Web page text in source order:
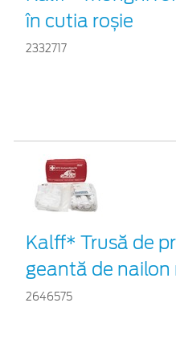
în cutia roșie
2332717
Kalff* Trusă de
geantă de nailon
2646575